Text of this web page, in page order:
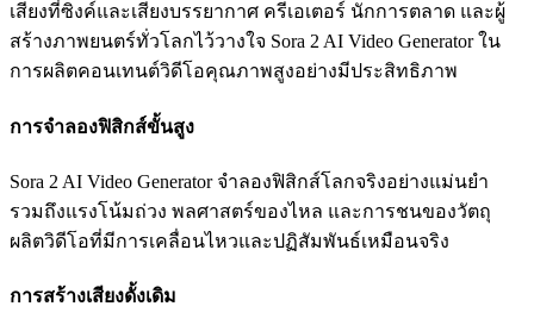
เสียงที่ซิงค์และเสียงบรรยากาศ ครีเอเตอร์ นักการตลาด และผู้
สร้างภาพยนตร์ทั่วโลกไว้วางใจ Sora 2 AI Video Generator ใน
การผลิตคอนเทนต์วิดีโอคุณภาพสูงอย่างมีประสิทธิภาพ
การจำลองฟิสิกส์ขั้นสูง
Sora 2 AI Video Generator จำลองฟิสิกส์โลกจริงอย่างแม่นยำ
รวมถึงแรงโน้มถ่วง พลศาสตร์ของไหล และการชนของวัตถุ
ผลิตวิดีโอที่มีการเคลื่อนไหวและปฏิสัมพันธ์เหมือนจริง
การสร้างเสียงดั้งเดิม